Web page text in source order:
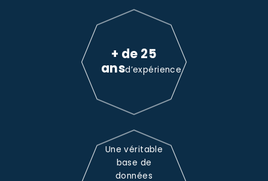
+ de 25
ansd’expérience
Une véritable
base de
données